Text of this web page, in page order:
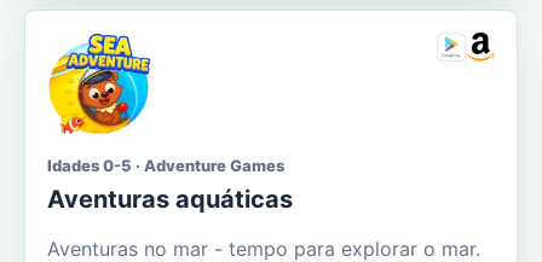
Idades 0-5 · Adventure Games
Aventuras aquáticas
Aventuras no mar - tempo para explorar o mar.